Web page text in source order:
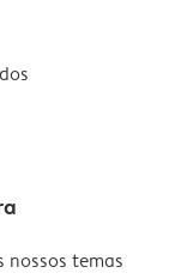
nossos temas